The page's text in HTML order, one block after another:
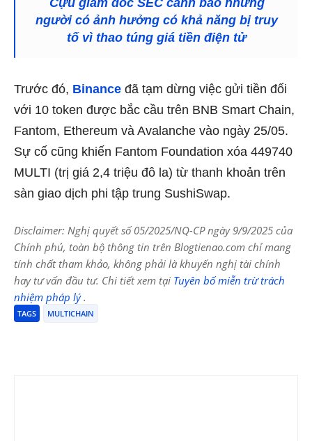
người có ảnh hưởng có khả năng bị truy
tố vì thao túng giá tiền điện tử
Trước đó, Binance đã tạm dừng việc gửi tiền đối
với 10 token được bắc cầu trên BNB Smart Chain,
Fantom, Ethereum và Avalanche vào ngày 25/05.
Sự cố cũng khiến Fantom Foundation xóa 449740
MULTI (trị giá 2,4 triệu đô la) từ thanh khoản trên
sàn giao dịch phi tập trung SushiSwap.
Disclaimer: Nghị quyết số 05/2025/NQ-CP ngày 9/9/2025 của
Chính phủ, toàn bộ thông tin trên Blogtienao.com chỉ mang
tính chất tham khảo, không phải là khuyến nghị tài chính
hay tư vấn đầu tư. Chi tiết xem tại Tuyên bố miễn trừ trách
nhiệm pháp lý.
TAGS MULTICHAIN